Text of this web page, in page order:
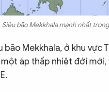
Siêu bão Mekkhala mạnh nhất
Mekkhala, ở khu vực
áp thấp nhiệt đới